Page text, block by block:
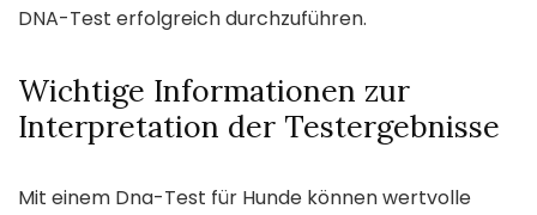
DNA-Test erfolgreich durchzuführen.
Wichtige Informationen zur
Interpretation der Testergebnisse
Mit einem Dna-Test für Hunde können wertvolle